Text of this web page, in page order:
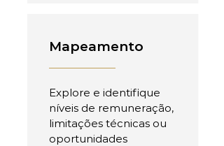
Mapeamento
Explore e identifique
níveis de remuneração,
limitações técnicas ou
oportunidades